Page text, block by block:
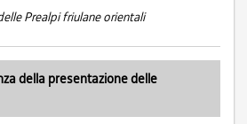
Prealpi friulane orientali
della presentazione delle